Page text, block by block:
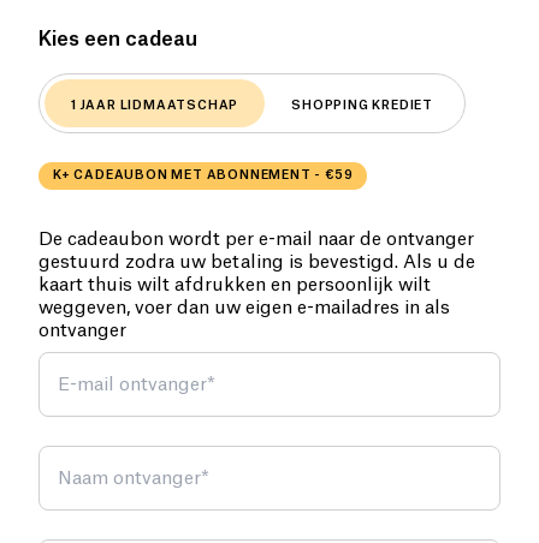
Kies een cadeau
1 JAAR LIDMAATSCHAP SHOPPING KREDIET
K+ CADEAUBON MET ABONNEMENT - €59
De cadeaubon wordt per e-mail naar de ontvanger
gestuurd zodra uw betaling is bevestigd. Als u de
kaart thuis wilt afdrukken en persoonlijk wilt
weggeven, voer dan uw eigen e-mailadres in als
ontvanger
E-mail ontvanger*
Naam ontvanger*